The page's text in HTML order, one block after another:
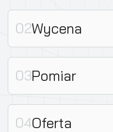
Wycena
Pomiar
Oferta